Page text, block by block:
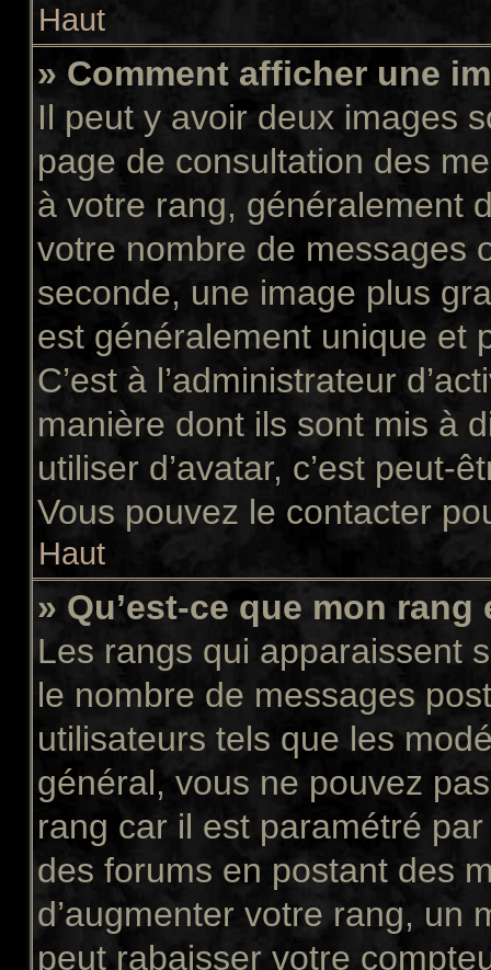
Haut
» Comment afficher une
Il peut y avoir deux images
page de consultation des
à votre rang, généralement
votre nombre de messages
seconde, une image plus
est généralement unique et
C’est à l’administrateur
manière dont ils sont mis à
utiliser d’avatar, c’est peut-
Vous pouvez le contacter
Haut
» Qu’est-ce que mon
Les rangs qui apparaissent
le nombre de messages
utilisateurs tels que les
général, vous ne pouvez
rang car il est paramétré
des forums en postant des
d’augmenter votre rang, un
peut rabaisser votre